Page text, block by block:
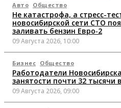
Авто Общество
Не катастрофа, а стресс-
новосибирской сети СТО
заливать бензин Евро‑2
09 Августа 2026, 10:00
Бизнес Общество
Работодатели
занятости почти 32 тысячи
09 Августа 2026, 09:00